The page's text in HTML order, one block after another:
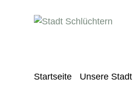
Startseite Unsere Stadt